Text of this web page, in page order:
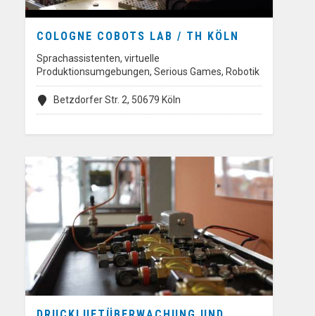
COLOGNE COBOTS LAB / TH KÖLN
Sprachassistenten, virtuelle
Produktionsumgebungen, Serious Games, Robotik
Betzdorfer Str. 2, 50679 Köln